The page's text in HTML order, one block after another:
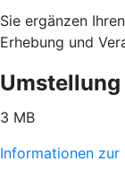
Sie ergänzen
Erhebung und
Umstellung
3 MB
Informationen zur